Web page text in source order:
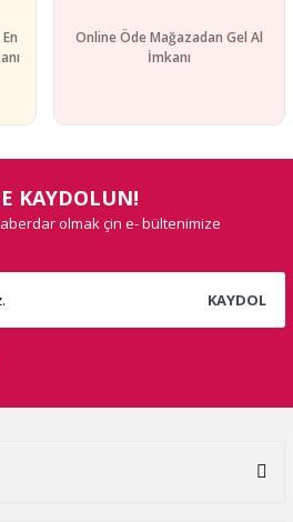
Online Öde Mağazadan Gel Al
İmkanı
KAYDOLUN!
olmak çin e- bültenimize
KAYDOL